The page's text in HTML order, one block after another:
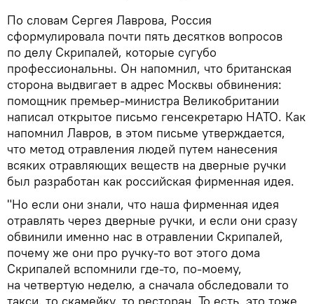
По словам Сергея Лаврова, Россия
сформулировала почти пять десятков вопросов
по делу Скрипалей, которые сугубо
профессиональны. Он напомнил, что британская
сторона выдвигает в адрес Москвы обвинения:
помощник премьер-министра Великобритании
написал открытое письмо генсекретарю НАТО. Как
напомнил Лавров, в этом письме утверждается,
что метод отравления людей путем нанесения
всяких отравляющих веществ на дверные ручки
был разработан как российская фирменная идея.
"Но если они знали, что наша фирменная идея
отравлять через дверные ручки, и если они сразу
обвинили именно нас в отравлении Скрипалей,
почему же они про ручку-то вот этого дома
Скрипалей вспомнили где-то, по-моему,
на четвертую неделю, а сначала обследовали то